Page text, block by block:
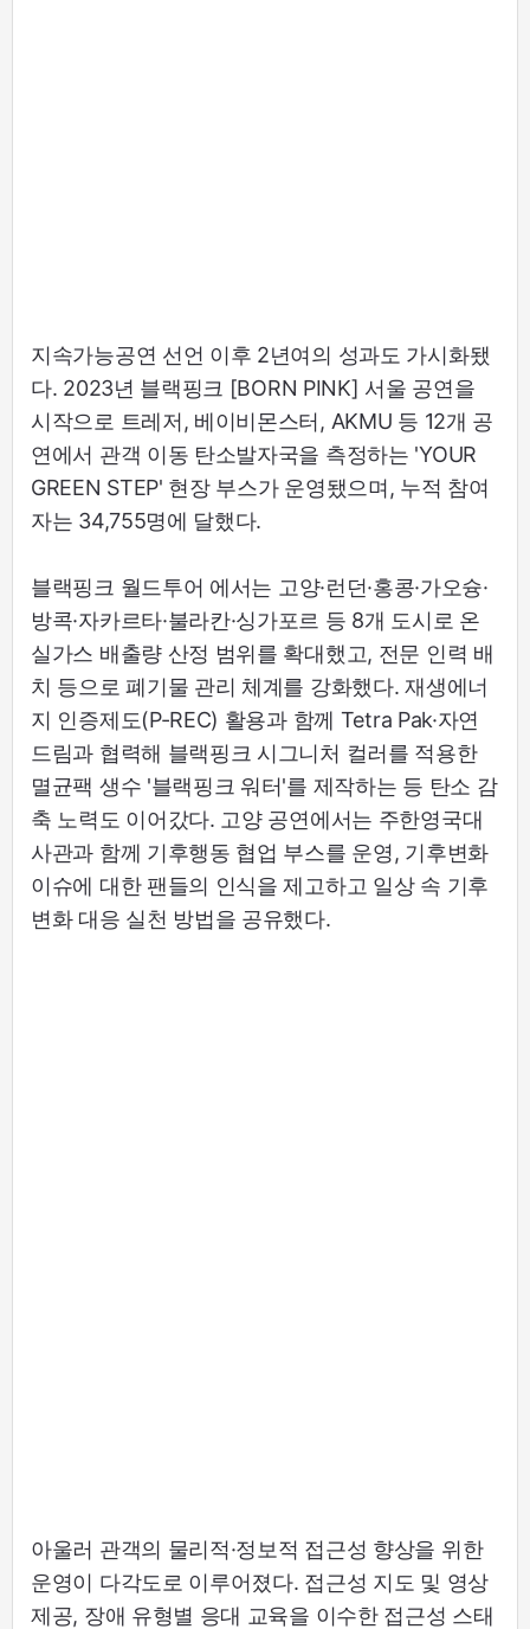
지속가능공연 선언 이후 2년여의 성과도 가시화됐
다. 2023년 블랙핑크 [BORN PINK] 서울 공연을
시작으로 트레저, 베이비몬스터, AKMU 등 12개 공
연에서 관객 이동 탄소발자국을 측정하는 'YOUR
GREEN STEP' 현장 부스가 운영됐으며, 누적 참여
자는 34,755명에 달했다.
블랙핑크 월드투어 에서는 고양·런던·홍콩·가오슝·
방콕·자카르타·불라칸·싱가포르 등 8개 도시로 온
실가스 배출량 산정 범위를 확대했고, 전문 인력 배
치 등으로 폐기물 관리 체계를 강화했다. 재생에너
지 인증제도(P-REC) 활용과 함께 Tetra Pak·자연
드림과 협력해 블랙핑크 시그니처 컬러를 적용한
멸균팩 생수 '블랙핑크 워터'를 제작하는 등 탄소 감
축 노력도 이어갔다. 고양 공연에서는 주한영국대
사관과 함께 기후행동 협업 부스를 운영, 기후변화
이슈에 대한 팬들의 인식을 제고하고 일상 속 기후
변화 대응 실천 방법을 공유했다.
아울러 관객의 물리적·정보적 접근성 향상을 위한
운영이 다각도로 이루어졌다. 접근성 지도 및 영상
제공, 장애 유형별 응대 교육을 이수한 접근성 스태